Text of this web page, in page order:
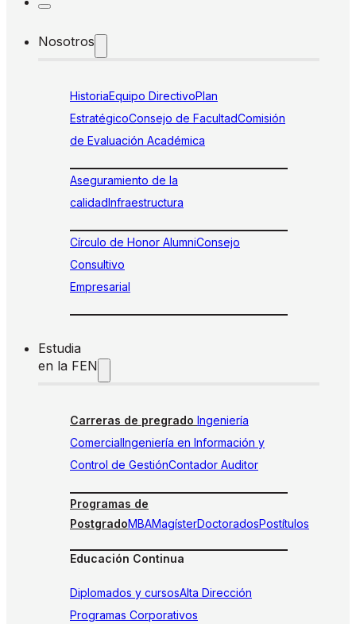
Nosotros
HistoriaEquipo DirectivoPlan
EstratégicoConsejo de FacultadComisión
de Evaluación Académica
Aseguramiento de la
calidadInfraestructura
Círculo de Honor AlumniConsejo
Consultivo
Empresarial
Estudia
en la FEN
Carreras de pregrado Ingeniería
ComercialIngeniería en Información y
Control de GestiónContador Auditor
Programas de
PostgradoMBAMagísterDoctoradosPostítulos
Educación Continua
Diplomados y cursosAlta Dirección
Programas Corporativos